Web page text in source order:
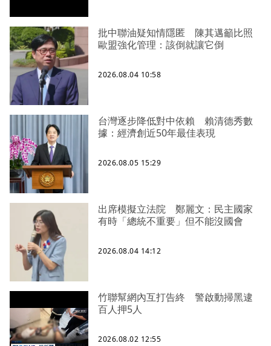
批中聯油疑知情隱匿 陳其邁籲比照
歐盟強化管理：該倒就讓它倒
2026.08.04 10:58
台灣逐步降低對中依賴 賴清德秀數
據：經濟創近50年最佳表現
2026.08.05 15:29
出席模擬立法院 鄭麗文：民主國家
有時「總統不重要」但不能沒國會
2026.08.04 14:12
竹聯幫網內互打告終 警啟動掃黑逮
百人押5人
2026.08.02 12:55